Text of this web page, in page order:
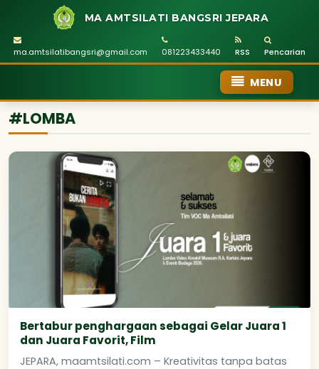
MA AMTSILATI BANGSRI JEPARA
ma.amtsilatibangsri@gmail.com 081223433440 RSS Pencarian
MENU
#LOMBA
Bertabur penghargaan sebagai Gelar Juara 1
dan Juara Favorit, Film
JEPARA, maamtsilati.com – Kreativitas tanpa batas